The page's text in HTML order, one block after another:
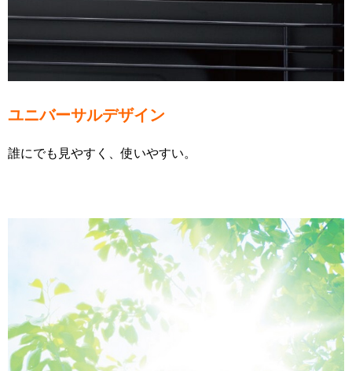
ユニバーサルデザイン
誰にでも見やすく、使いやすい。